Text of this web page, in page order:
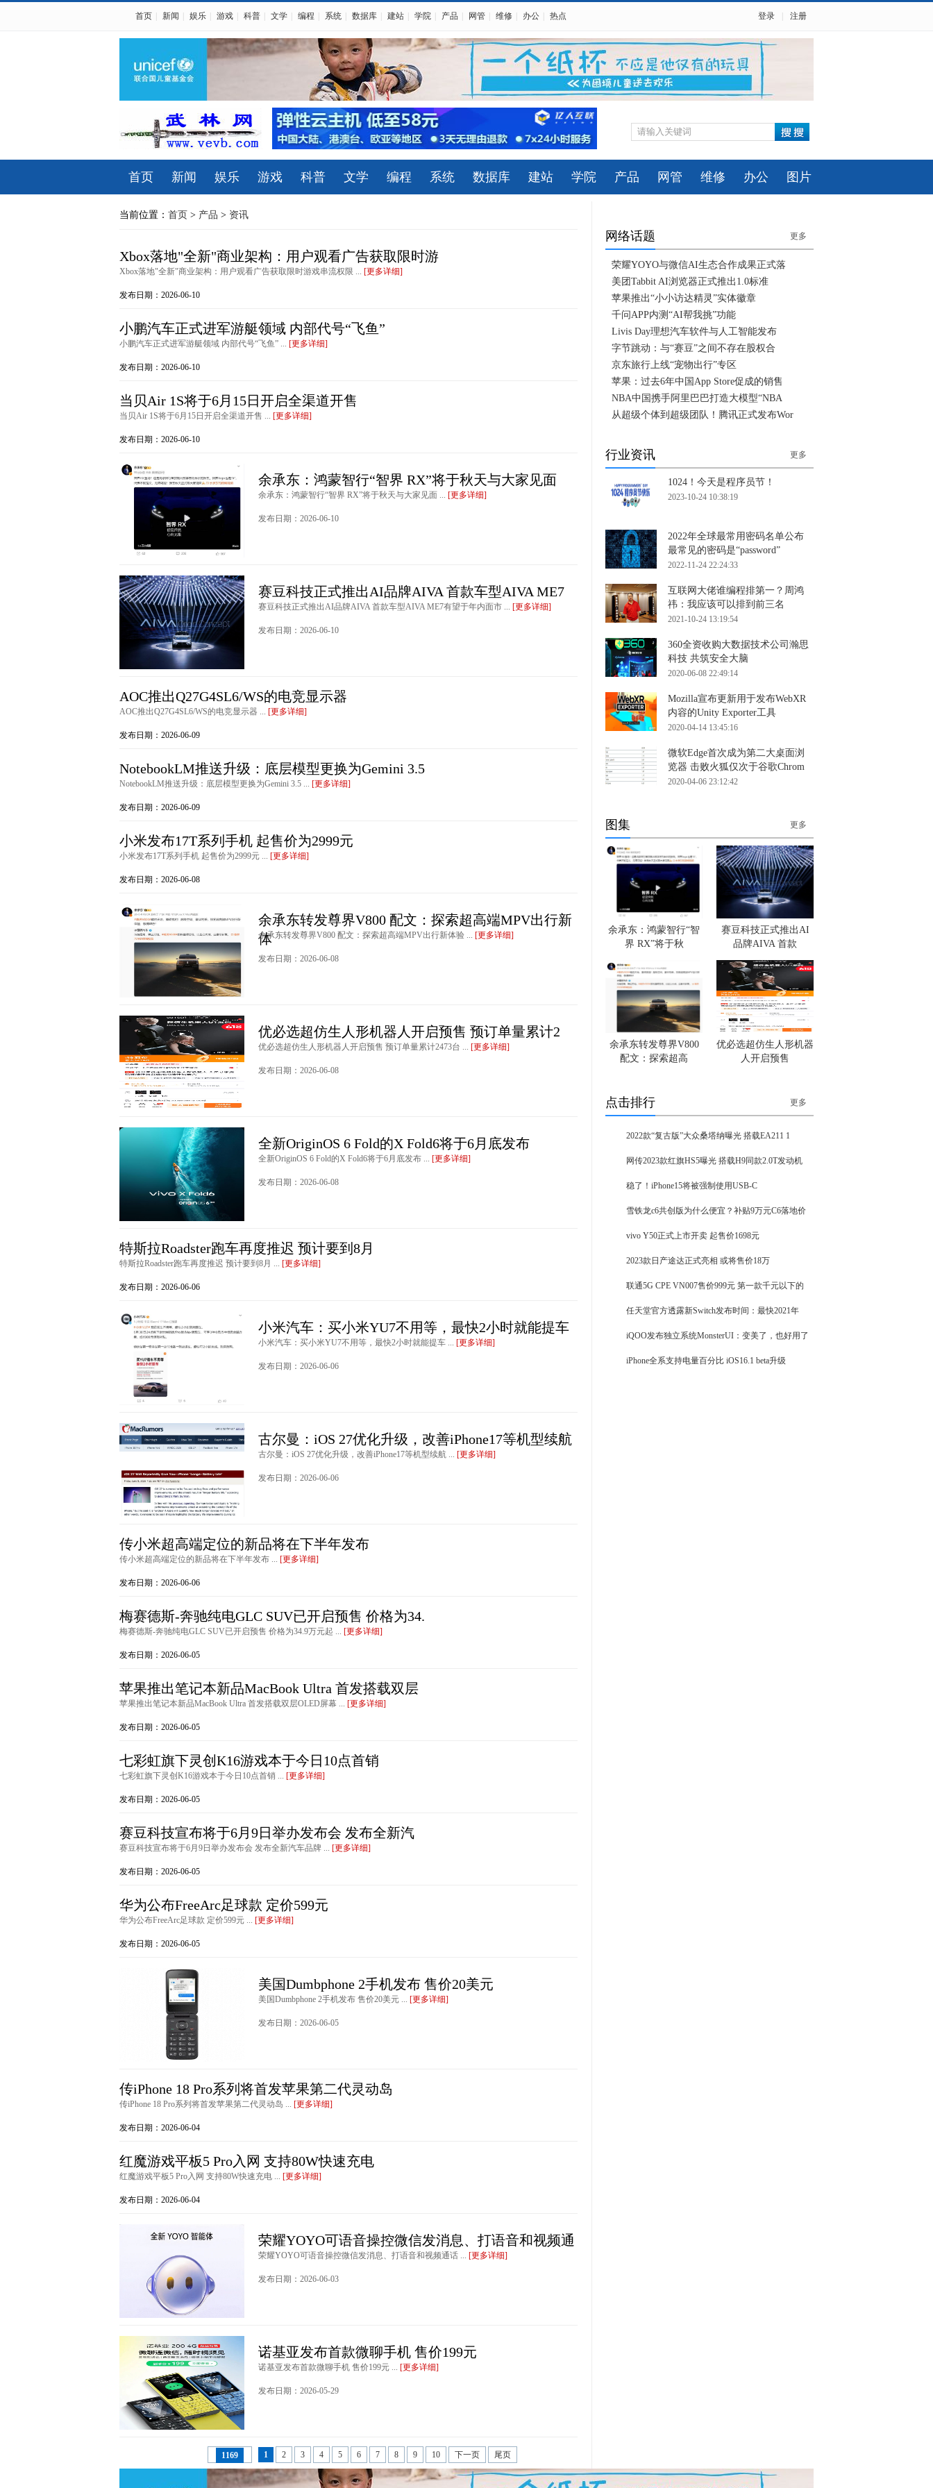
首页 新闻 娱乐 游戏 科普 文学 编程 系统 数据库 建站 学院 产品 网管 维修 办公 热点 登录 注册
首页 新闻 娱乐 游戏 科普 文学 编程 系统 数据库 建站 学院 产品 网管 维修 办公 图片
当前位置： 首页 > 产品 > 资讯
Xbox落地"全新"商业架构：用户观看广告获取限时游
Xbox落地"全新"商业架构：用户观看广告获取限时游戏串流权限 ... [更多详细]
发布日期：2026-06-10
小鹏汽车正式进军游艇领域 内部代号“飞鱼”
小鹏汽车正式进军游艇领域 内部代号“飞鱼” ... [更多详细]
发布日期：2026-06-10
当贝Air 1S将于6月15日开启全渠道开售
当贝Air 1S将于6月15日开启全渠道开售 ... [更多详细]
发布日期：2026-06-10
余承东：鸿蒙智行“智界 RX”将于秋天与大家见面
余承东：鸿蒙智行“智界 RX”将于秋天与大家见面 ... [更多详细]
发布日期：2026-06-10
赛豆科技正式推出AI品牌AIVA 首款车型AIVA ME7
赛豆科技正式推出AI品牌AIVA 首款车型AIVA ME7有望于年内面市 ... [更多详细]
发布日期：2026-06-10
AOC推出Q27G4SL6/WS的电竞显示器
AOC推出Q27G4SL6/WS的电竞显示器 ... [更多详细]
发布日期：2026-06-09
NotebookLM推送升级：底层模型更换为Gemini 3.5
NotebookLM推送升级：底层模型更换为Gemini 3.5 ... [更多详细]
发布日期：2026-06-09
小米发布17T系列手机 起售价为2999元
小米发布17T系列手机 起售价为2999元 ... [更多详细]
发布日期：2026-06-08
余承东转发尊界V800 配文：探索超高端MPV出行新
体
余承东转发尊界V800 配文：探索超高端MPV出行新体验 ... [更多详细]
发布日期：2026-06-08
优必选超仿生人形机器人开启预售 预订单量累计2
优必选超仿生人形机器人开启预售 预订单量累计2473台 ... [更多详细]
发布日期：2026-06-08
全新OriginOS 6 Fold的X Fold6将于6月底发布
全新OriginOS 6 Fold的X Fold6将于6月底发布 ... [更多详细]
发布日期：2026-06-08
特斯拉Roadster跑车再度推迟 预计要到8月
特斯拉Roadster跑车再度推迟 预计要到8月 ... [更多详细]
发布日期：2026-06-06
小米汽车：买小米YU7不用等，最快2小时就能提车
小米汽车：买小米YU7不用等，最快2小时就能提车 ... [更多详细]
发布日期：2026-06-06
古尔曼：iOS 27优化升级，改善iPhone17等机型续航
古尔曼：iOS 27优化升级，改善iPhone17等机型续航 ... [更多详细]
发布日期：2026-06-06
传小米超高端定位的新品将在下半年发布
传小米超高端定位的新品将在下半年发布 ... [更多详细]
发布日期：2026-06-06
梅赛德斯-奔驰纯电GLC SUV已开启预售 价格为34.
梅赛德斯-奔驰纯电GLC SUV已开启预售 价格为34.9万元起 ... [更多详细]
发布日期：2026-06-05
苹果推出笔记本新品MacBook Ultra 首发搭载双层
苹果推出笔记本新品MacBook Ultra 首发搭载双层OLED屏幕 ... [更多详细]
发布日期：2026-06-05
七彩虹旗下灵创K16游戏本于今日10点首销
七彩虹旗下灵创K16游戏本于今日10点首销 ... [更多详细]
发布日期：2026-06-05
赛豆科技宣布将于6月9日举办发布会 发布全新汽
赛豆科技宣布将于6月9日举办发布会 发布全新汽车品牌 ... [更多详细]
发布日期：2026-06-05
华为公布FreeArc足球款 定价599元
华为公布FreeArc足球款 定价599元 ... [更多详细]
发布日期：2026-06-05
美国Dumbphone 2手机发布 售价20美元
美国Dumbphone 2手机发布 售价20美元 ... [更多详细]
发布日期：2026-06-05
传iPhone 18 Pro系列将首发苹果第二代灵动岛
传iPhone 18 Pro系列将首发苹果第二代灵动岛 ... [更多详细]
发布日期：2026-06-04
红魔游戏平板5 Pro入网 支持80W快速充电
红魔游戏平板5 Pro入网 支持80W快速充电 ... [更多详细]
发布日期：2026-06-04
荣耀YOYO可语音操控微信发消息、打语音和视频通
荣耀YOYO可语音操控微信发消息、打语音和视频通话 ... [更多详细]
发布日期：2026-06-03
诺基亚发布首款微聊手机 售价199元
诺基亚发布首款微聊手机 售价199元 ... [更多详细]
发布日期：2026-05-29
1169 1 2 3 4 5 6 7 8 9 10 下一页 尾页
网络话题 更多
荣耀YOYO与微信AI生态合作成果正式落
美团Tabbit AI浏览器正式推出1.0标准
苹果推出“小小访达精灵”实体徽章
千问APP内测“AI帮我挑”功能
Livis Day理想汽车软件与人工智能发布
字节跳动：与“赛豆”之间不存在股权合
京东旅行上线“宠物出行”专区
苹果：过去6年中国App Store促成的销售
NBA中国携手阿里巴巴打造大模型“NBA
从超级个体到超级团队！腾讯正式发布Wor
行业资讯 更多
1024！今天是程序员节！
2023-10-24 10:38:19
2022年全球最常用密码名单公布
最常见的密码是“password”
2022-11-24 22:24:33
互联网大佬谁编程排第一？周鸿
祎：我应该可以排到前三名
2021-10-24 13:19:54
360全资收购大数据技术公司瀚思
科技 共筑安全大脑
2020-06-08 22:49:14
Mozilla宣布更新用于发布WebXR
内容的Unity Exporter工具
2020-04-14 13:45:16
微软Edge首次成为第二大桌面浏
览器 击败火狐仅次于谷歌Chrom
2020-04-06 23:12:42
图集 更多
余承东：鸿蒙智行“智
界 RX”将于秋
赛豆科技正式推出AI
品牌AIVA 首款
余承东转发尊界V800
配文：探索超高
优必选超仿生人形机器
人开启预售
点击排行 更多
2022款“复古版”大众桑塔纳曝光 搭载EA211 1
网传2023款红旗HS5曝光 搭载H9同款2.0T发动机
稳了！iPhone15将被强制使用USB-C
雪铁龙c6共创版为什么便宜？补贴9万元C6落地价
vivo Y50正式上市开卖 起售价1698元
2023款日产途达正式亮相 或将售价18万
联通5G CPE VN007售价999元 第一款千元以下的
任天堂官方透露新Switch发布时间：最快2021年
iQOO发布独立系统MonsterUI：变美了，也好用了
iPhone全系支持电量百分比 iOS16.1 beta升级